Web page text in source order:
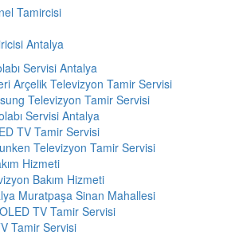
Tamircisi
Antalya
Servisi Antalya
Arçelik Televizyon Tamir Servisi
Televizyon Tamir Servisi
Servisi Antalya
TV Tamir Servisi
Televizyon Tamir Servisi
Hizmeti
Bakım Hizmeti
Muratpaşa Sinan Mahallesi
TV Tamir Servisi
Tamir Servisi